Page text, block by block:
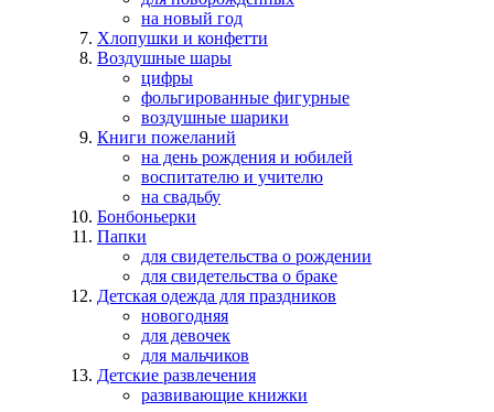
на новый год
Хлопушки и конфетти
Воздушные шары
цифры
фольгированные фигурные
воздушные шарики
Книги пожеланий
на день рождения и юбилей
воспитателю и учителю
на свадьбу
Бонбоньерки
Папки
для свидетельства о рождении
для свидетельства о браке
Детская одежда для праздников
новогодняя
для девочек
для мальчиков
Детские развлечения
развивающие книжки